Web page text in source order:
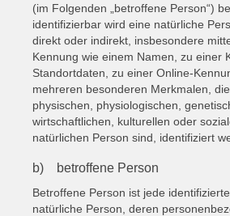
(im Folgenden „betroffene Person“)
identifizierbar wird eine natürliche
direkt oder indirekt, insbesondere
Kennung wie einem Namen, zu einer
Standortdaten, zu einer Online-
mehreren besonderen Merkmalen,
physischen, physiologischen,
wirtschaftlichen, kulturellen oder
natürlichen Person sind, identifiziert
b) betroffene Person
Betroffene Person ist jede
natürliche Person, deren